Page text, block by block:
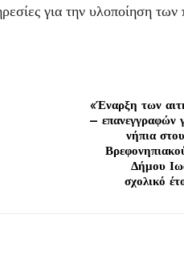
για την υλοποίηση
«Έναρξη των
– επανεγγραφών
νήπια
Δήμου
σχολικό